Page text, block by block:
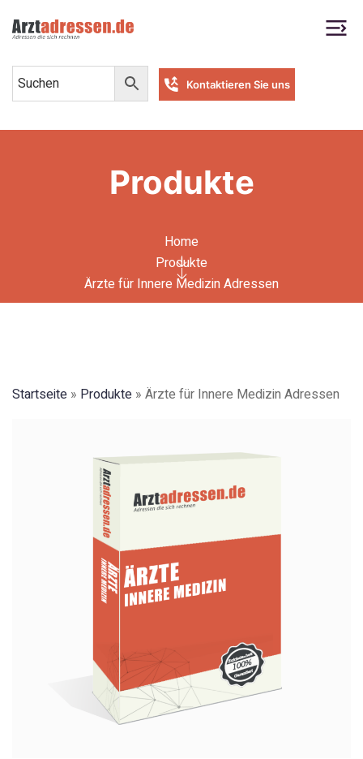
Kontaktieren Sie uns
Produkte
Home
Produkte
Ärzte für Innere Medizin Adressen
Startseite » Produkte » Ärzte für Innere Medizin Adressen